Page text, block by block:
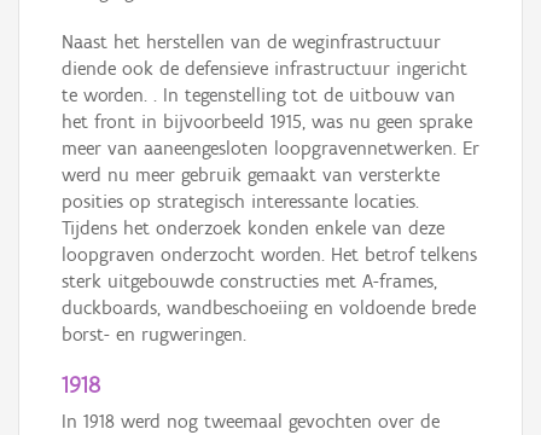
Naast het herstellen van de weginfrastructuur
diende ook de defensieve infrastructuur ingericht
te worden. . In tegenstelling tot de uitbouw van
het front in bijvoorbeeld 1915, was nu geen sprake
meer van aaneengesloten loopgravennetwerken. Er
werd nu meer gebruik gemaakt van versterkte
posities op strategisch interessante locaties.
Tijdens het onderzoek konden enkele van deze
loopgraven onderzocht worden. Het betrof telkens
sterk uitgebouwde constructies met A-frames,
duckboards, wandbeschoeiing en voldoende brede
borst- en rugweringen.
1918
In 1918 werd nog tweemaal gevochten over de